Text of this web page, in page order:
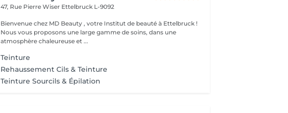
47, Rue Pierre Wiser Ettelbruck L-9092
Bienvenue chez MD Beauty , votre Institut de beauté à Ettelbruck !
Nous vous proposons une large gamme de soins, dans une
atmosphère chaleureuse et ...
Teinture
Rehaussement Cils & Teinture
Teinture Sourcils & Épilation